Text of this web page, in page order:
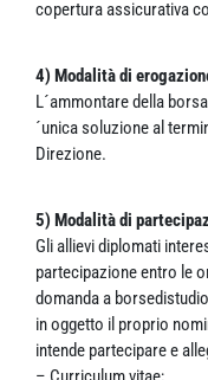
copertura assicurativa
4) Modalità di
L´ammontare della
´unica soluzione al
Direzione.
5) Modalità di
Gli allievi diplomati
partecipazione entro le
domanda a
in oggetto il proprio
intende partecipare e